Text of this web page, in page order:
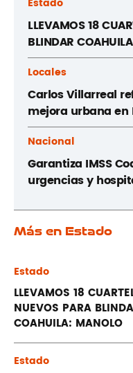
Estado
LLEVAMOS 18
BLINDAR
Locales
Carlos Villarreal
mejora urbana en
Nacional
Garantiza IMSS
urgencias y
Más en Estado
Estado
LLEVAMOS 18
NUEVOS PARA
COAHUILA: MANOLO
Estado